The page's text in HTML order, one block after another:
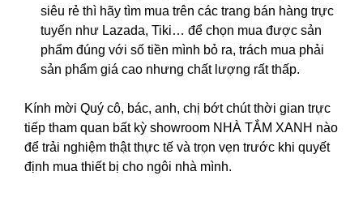
siêu rẻ thì hãy tìm mua trên các trang bán hàng trực
tuyến như Lazada, Tiki… để chọn mua được sản
phẩm đúng với số tiền mình bỏ ra, trách mua phải
sản phẩm giá cao nhưng chất lượng rất thấp.
Kính mời Quý cô, bác, anh, chị bớt chút thời gian trực
tiếp tham quan bất kỳ showroom NHÀ TẮM XANH nào
để trải nghiệm thật thực tế và trọn vẹn trước khi quyết
định mua thiết bị cho ngôi nhà mình.